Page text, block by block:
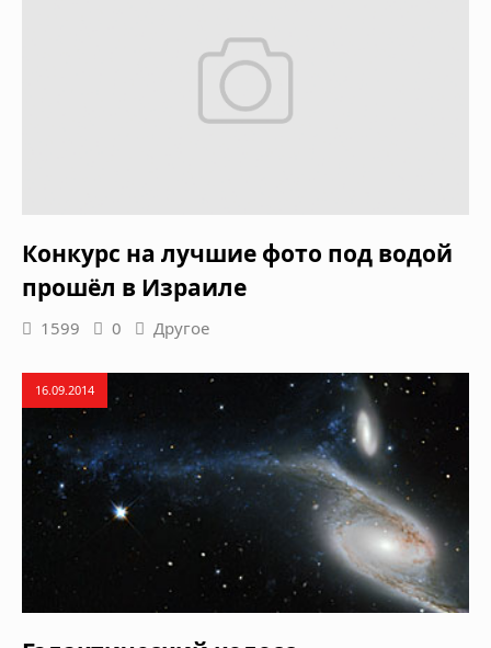
Конкурс на лучшие фото под водой
прошёл в Израиле
1599 0 Другое
16.09.2014